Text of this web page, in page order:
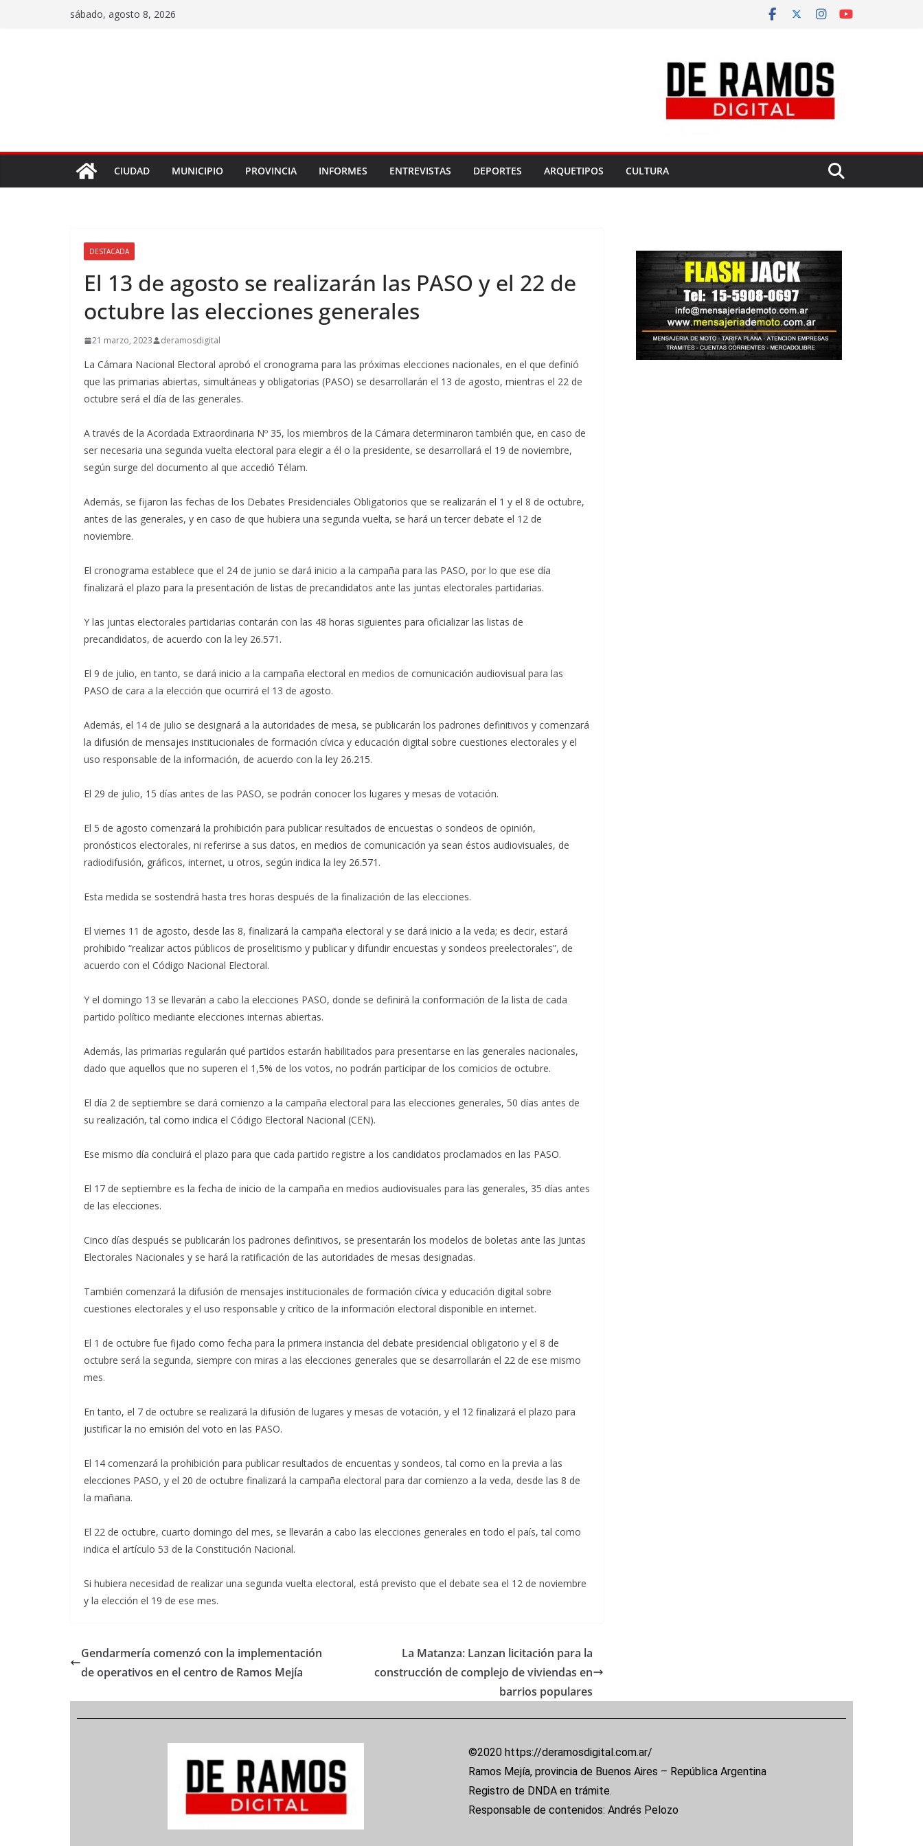
sábado, agosto 8, 2026
CIUDAD MUNICIPIO PROVINCIA INFORMES ENTREVISTAS DEPORTES ARQUETIPOS CULTURA
DESTACADA
El 13 de agosto se realizarán las PASO y el 22 de
octubre las elecciones generales
21 marzo, 2023 deramosdigital
La Cámara Nacional Electoral aprobó el cronograma para las próximas elecciones nacionales, en el que definió
que las primarias abiertas, simultáneas y obligatorias (PASO) se desarrollarán el 13 de agosto, mientras el 22 de
octubre será el día de las generales.
A través de la Acordada Extraordinaria Nº 35, los miembros de la Cámara determinaron también que, en caso de
ser necesaria una segunda vuelta electoral para elegir a él o la presidente, se desarrollará el 19 de noviembre,
según surge del documento al que accedió Télam.
Además, se fijaron las fechas de los Debates Presidenciales Obligatorios que se realizarán el 1 y el 8 de octubre,
antes de las generales, y en caso de que hubiera una segunda vuelta, se hará un tercer debate el 12 de
noviembre.
El cronograma establece que el 24 de junio se dará inicio a la campaña para las PASO, por lo que ese día
finalizará el plazo para la presentación de listas de precandidatos ante las juntas electorales partidarias.
Y las juntas electorales partidarias contarán con las 48 horas siguientes para oficializar las listas de
precandidatos, de acuerdo con la ley 26.571.
El 9 de julio, en tanto, se dará inicio a la campaña electoral en medios de comunicación audiovisual para las
PASO de cara a la elección que ocurrirá el 13 de agosto.
Además, el 14 de julio se designará a la autoridades de mesa, se publicarán los padrones definitivos y comenzará
la difusión de mensajes institucionales de formación cívica y educación digital sobre cuestiones electorales y el
uso responsable de la información, de acuerdo con la ley 26.215.
El 29 de julio, 15 días antes de las PASO, se podrán conocer los lugares y mesas de votación.
El 5 de agosto comenzará la prohibición para publicar resultados de encuestas o sondeos de opinión,
pronósticos electorales, ni referirse a sus datos, en medios de comunicación ya sean éstos audiovisuales, de
radiodifusión, gráficos, internet, u otros, según indica la ley 26.571.
Esta medida se sostendrá hasta tres horas después de la finalización de las elecciones.
El viernes 11 de agosto, desde las 8, finalizará la campaña electoral y se dará inicio a la veda; es decir, estará
prohibido “realizar actos públicos de proselitismo y publicar y difundir encuestas y sondeos preelectorales”, de
acuerdo con el Código Nacional Electoral.
Y el domingo 13 se llevarán a cabo la elecciones PASO, donde se definirá la conformación de la lista de cada
partido político mediante elecciones internas abiertas.
Además, las primarias regularán qué partidos estarán habilitados para presentarse en las generales nacionales,
dado que aquellos que no superen el 1,5% de los votos, no podrán participar de los comicios de octubre.
El día 2 de septiembre se dará comienzo a la campaña electoral para las elecciones generales, 50 días antes de
su realización, tal como indica el Código Electoral Nacional (CEN).
Ese mismo día concluirá el plazo para que cada partido registre a los candidatos proclamados en las PASO.
El 17 de septiembre es la fecha de inicio de la campaña en medios audiovisuales para las generales, 35 días antes
de las elecciones.
Cinco días después se publicarán los padrones definitivos, se presentarán los modelos de boletas ante las Juntas
Electorales Nacionales y se hará la ratificación de las autoridades de mesas designadas.
También comenzará la difusión de mensajes institucionales de formación cívica y educación digital sobre
cuestiones electorales y el uso responsable y crítico de la información electoral disponible en internet.
El 1 de octubre fue fijado como fecha para la primera instancia del debate presidencial obligatorio y el 8 de
octubre será la segunda, siempre con miras a las elecciones generales que se desarrollarán el 22 de ese mismo
mes.
En tanto, el 7 de octubre se realizará la difusión de lugares y mesas de votación, y el 12 finalizará el plazo para
justificar la no emisión del voto en las PASO.
El 14 comenzará la prohibición para publicar resultados de encuentas y sondeos, tal como en la previa a las
elecciones PASO, y el 20 de octubre finalizará la campaña electoral para dar comienzo a la veda, desde las 8 de
la mañana.
El 22 de octubre, cuarto domingo del mes, se llevarán a cabo las elecciones generales en todo el país, tal como
indica el artículo 53 de la Constitución Nacional.
Si hubiera necesidad de realizar una segunda vuelta electoral, está previsto que el debate sea el 12 de noviembre
y la elección el 19 de ese mes.
Gendarmería comenzó con la implementación
de operativos en el centro de Ramos Mejía
La Matanza: Lanzan licitación para la
construcción de complejo de viviendas en
barrios populares
©2020 https://deramosdigital.com.ar/
Ramos Mejía, provincia de Buenos Aires – República Argentina
Registro de DNDA en trámite.
Responsable de contenidos: Andrés Pelozo